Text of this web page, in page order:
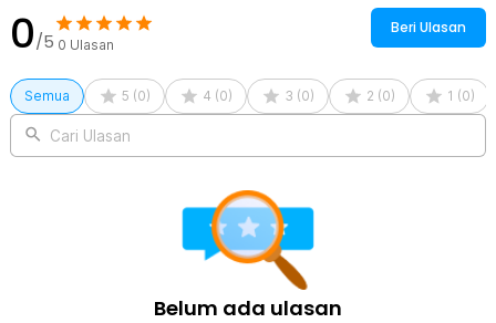
0/5 0 Ulasan
Beri Ulasan
Semua 5 (0) 4 (0) 3 (0) 2 (0) 1 (0)
Cari Ulasan
Belum ada ulasan